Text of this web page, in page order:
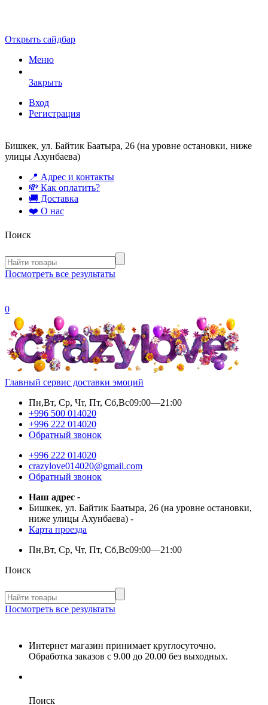
Открыть сайдбар
Меню
Закрыть
Вход
Регистрация
Бишкек, ул. Байтик Баатыра, 26 (на уровне остановки, ниже
улицы Ахунбаева)
📍 Адрес и контакты
💸 Как оплатить?
🚚 Доставка
❤️ О нас
Поиск
Посмотреть все результаты
0
Главный сервис доставки эмоций
Пн,Вт, Ср, Чт, Пт, Сб,Вс09:00—21:00
+996 500 014020
+996 222 014020
Обратный звонок
+996 222 014020
crazylove014020@gmail.com
Обратный звонок
Наш адрес -
Бишкек, ул. Байтик Баатыра, 26 (на уровне остановки,
ниже улицы Ахунбаева) -
Карта проезда
Пн,Вт, Ср, Чт, Пт, Сб,Вс09:00—21:00
Поиск
Посмотреть все результаты
Интернет магазин принимает круглосуточно.
Обработка заказов с 9.00 до 20.00 без выходных.
Поиск